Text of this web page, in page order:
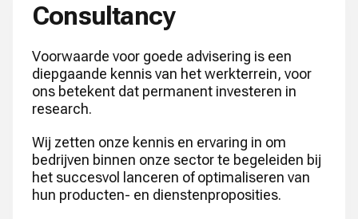
Consultancy
Voorwaarde voor goede advisering is een
diepgaande kennis van het werkterrein, voor
ons betekent dat permanent investeren in
research.
Wij zetten onze kennis en ervaring in om
bedrijven binnen onze sector te begeleiden bij
het succesvol lanceren of optimaliseren van
hun producten- en dienstenproposities.